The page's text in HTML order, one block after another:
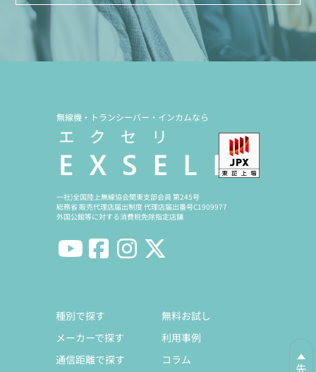
無線機・トランシーバー・インカムなら
一社)全国陸上無線協会関東支部会員 第245号
総務省 販売代理店届出制度 代理店届出番号C1909977
外国公館等に対する消費税免除指定店舗
種別で探す
メーカーで探す
通信距離で探す
無料お試し
利用事例
コラム